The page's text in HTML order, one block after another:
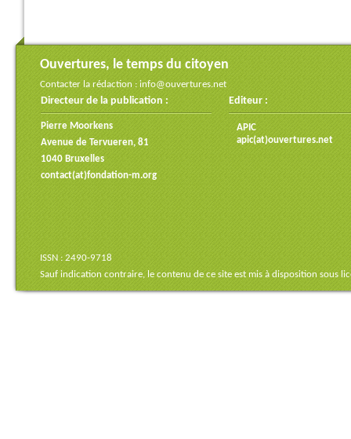
Ouvertures, le temps du citoyen
Contacter la rédaction : info@ouvertures.net
Directeur de la publication :
Pierre Moorkens
Avenue de Tervueren, 81
1040 Bruxelles
contact(at)fondation-m.org
Editeur :
APIC
apic(at)ouvertures.net
ISSN : 2490-9718
Sauf indication contraire, le contenu de ce site est mis à disposition sous